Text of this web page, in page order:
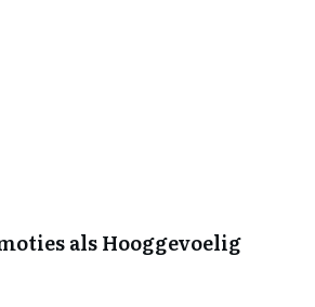
als Hooggevoelig